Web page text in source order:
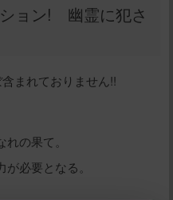
分 自定义
ョン! 幽霊に犯さ
まれておりません!!
の果て。
必要となる。
链接